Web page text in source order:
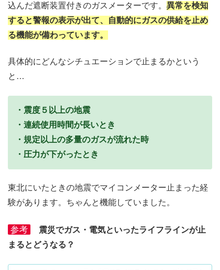
込んだ遮断装置付きのガスメーターです。 異常を検知
すると警報の表示が出て、自動的にガスの供給を止め
る機能が備わっています。
具体的にどんなシチュエーションで止まるかという
と…
・震度５以上の地震
・連続使用時間が長いとき
・規定以上の多量のガスが流れた時
・圧力が下がったとき
東北にいたときの地震でマイコンメーター止まった経
験があります。ちゃんと機能していました。
参考
震災でガス・電気といったライフラインが止
まるとどうなる？